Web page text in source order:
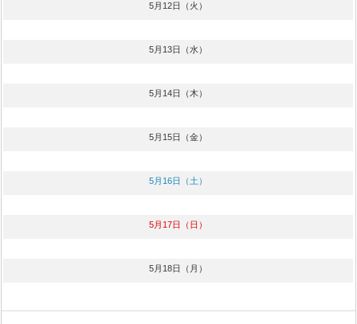
5月12日（火）
5月13日（水）
5月14日（木）
5月15日（金）
5月16日（土）
5月17日（日）
5月18日（月）